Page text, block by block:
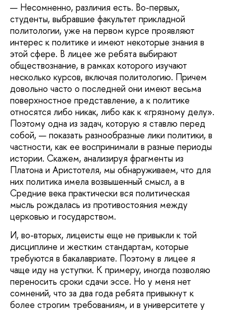
— Несомненно, различия есть. Во-первых,
студенты, выбравшие факультет прикладной
политологии, уже на первом курсе проявляют
интерес к политике и имеют некоторые знания в
этой сфере. В лицее же ребята выбирают
обществознание, в рамках которого изучают
несколько курсов, включая политологию. Причем
довольно часто о последней они имеют весьма
поверхностное представление, а к политике
относятся либо никак, либо как к «грязному делу».
Поэтому одна из задач, которую я ставлю перед
собой, — показать разнообразные лики политики, в
частности, как ее воспринимали в разные периоды
истории. Скажем, анализируя фрагменты из
Платона и Аристотеля, мы обнаруживаем, что для
них политика имела возвышенный смысл, а в
Средние века практически вся политическая
мысль рождалась из противостояния между
церковью и государством.
И, во-вторых, лицеисты еще не привыкли к той
дисциплине и жестким стандартам, которые
требуются в бакалавриате. Поэтому в лицее я
чаще иду на уступки. К примеру, иногда позволяю
переносить сроки сдачи эссе. Но у меня нет
сомнений, что за два года ребята привыкнут к
более строгим требованиям, и в университете у